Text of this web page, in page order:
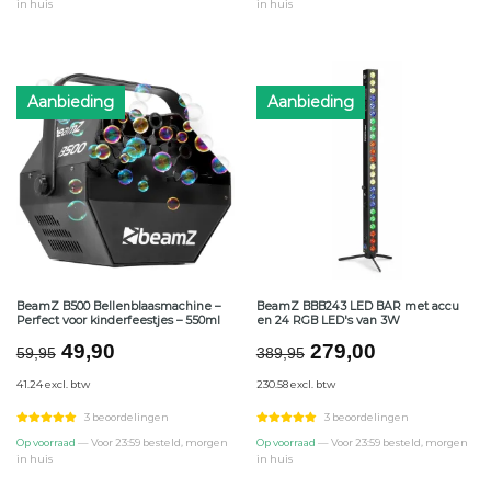
in huis
in huis
Aanbieding
BeamZ B500 Bellenblaasmachine –
Perfect voor kinderfeestjes – 550ml
59,95 Oorspronkelijke
was:
€59,95.
49,90Huidige
€49,90.
41.24 excl. btw
3 beoordelingen
Op voorraad — Voor 23:59 besteld, morgen
in huis
Aanbieding
BeamZ BBB243 LED BAR met accu
en 24 RGB LED's van 3W
389,95 Oorspronkelijke
was:
€389,95.
279,00Huidige
€279,00.
230.58 excl. btw
3 beoordelingen
Op voorraad — Voor 23:59 besteld, morgen
in huis